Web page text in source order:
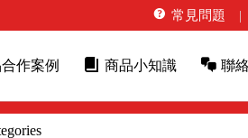
常見問題
作案例 商品小知識 聯